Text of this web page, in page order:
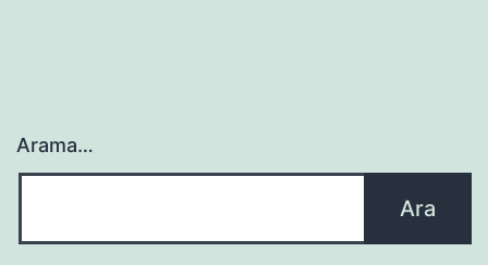
Arama…